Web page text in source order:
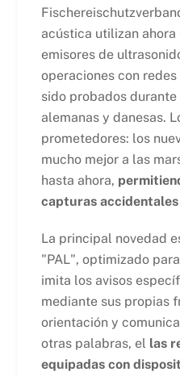
acústica utilizan ahora
emisores de
operaciones con
sido probados durante
alemanas y danesas.
prometedores: los
mucho mejor a las
hasta ahora,
capturas
La principal novedad
"PAL", optimizado
imita los avisos
mediante sus propias
orientación y
otras palabras, el las
equipadas con